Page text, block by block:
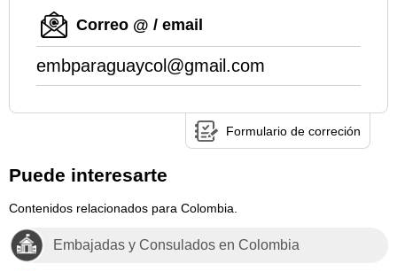
Correo @ / email
embparaguaycol@gmail.com
Formulario de correción
Puede interesarte
Contenidos relacionados para Colombia.
Embajadas y Consulados en Colombia